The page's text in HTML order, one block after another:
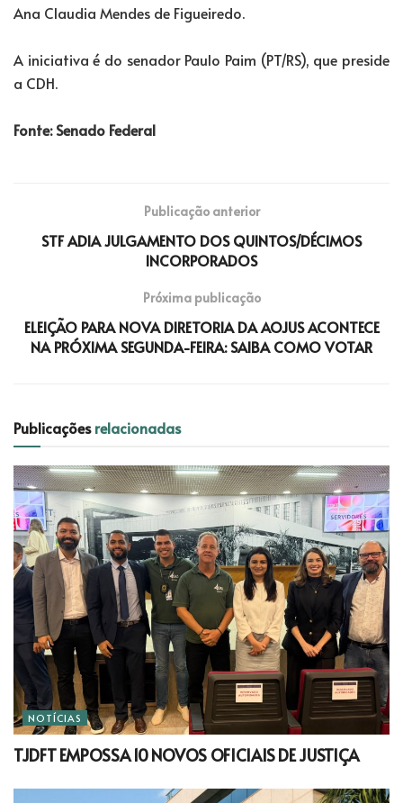
Ana Claudia Mendes de Figueiredo.
A iniciativa é do senador Paulo Paim (PT/RS), que preside
a CDH.
Fonte: Senado Federal
Publicação anterior
STF ADIA JULGAMENTO DOS QUINTOS/DÉCIMOS
INCORPORADOS
Próxima publicação
ELEIÇÃO PARA NOVA DIRETORIA DA AOJUS ACONTECE
NA PRÓXIMA SEGUNDA-FEIRA: SAIBA COMO VOTAR
Publicaçõesrelacionadas
NOTÍCIAS
TJDFT EMPOSSA 10 NOVOS OFICIAIS DE JUSTIÇA